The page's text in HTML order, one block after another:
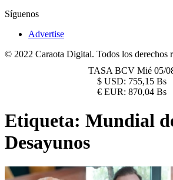
Síguenos
Advertise
© 2022 Caraota Digital. Todos los derechos
TASA BCV Mié 05/
$ USD: 755,15 Bs
€ EUR: 870,04 Bs
Etiqueta: Mundial
Desayunos